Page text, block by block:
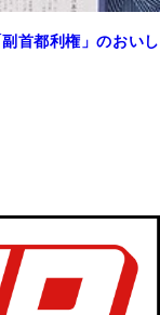
首都利権」のおいし